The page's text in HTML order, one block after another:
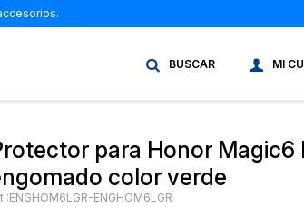
para Honor Magic6
color verde
ENGHOM6LGR-ENGHOM6LGR